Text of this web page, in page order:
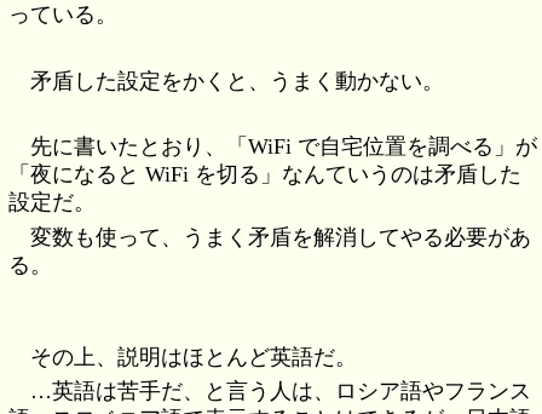
っている。
矛盾した設定をかくと、うまく動かない。
先に書いたとおり、「WiFi で自宅位置を調べる」が
「夜になると WiFi を切る」なんていうのは矛盾した
設定だ。
変数も使って、うまく矛盾を解消してやる必要があ
る。
その上、説明はほとんど英語だ。
…英語は苦手だ、と言う人は、ロシア語やフランス